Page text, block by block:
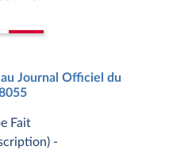
Journal Officiel du
Fait
-